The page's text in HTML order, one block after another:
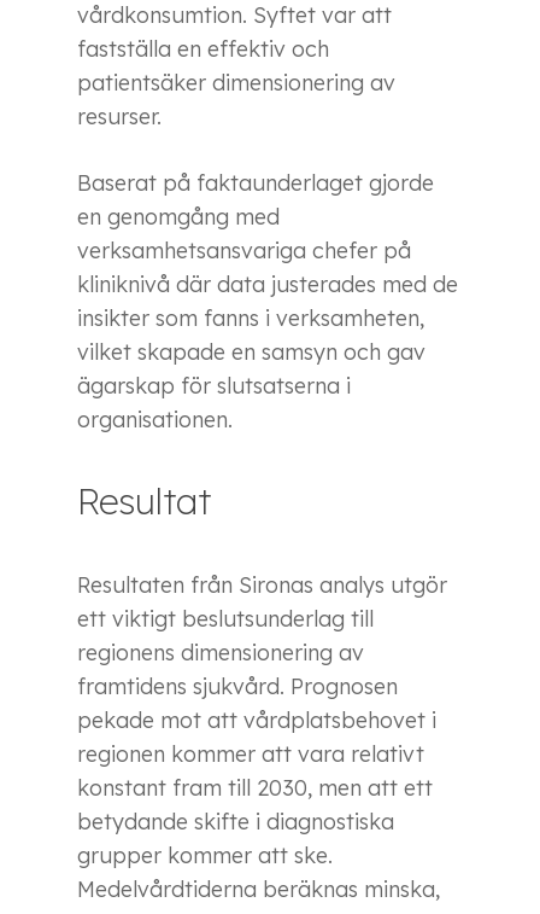
vårdkonsumtion. Syftet var att
fastställa en effektiv och
patientsäker dimensionering av
resurser.
Baserat på faktaunderlaget gjorde
en genomgång med
verksamhetsansvariga chefer på
kliniknivå där data justerades med de
insikter som fanns i verksamheten,
vilket skapade en samsyn och gav
ägarskap för slutsatserna i
organisationen.
Resultat
Resultaten från Sironas analys utgör
ett viktigt beslutsunderlag till
regionens dimensionering av
framtidens sjukvård. Prognosen
pekade mot att vårdplatsbehovet i
regionen kommer att vara relativt
konstant fram till 2030, men att ett
betydande skifte i diagnostiska
grupper kommer att ske.
Medelvårdtiderna beräknas minska,